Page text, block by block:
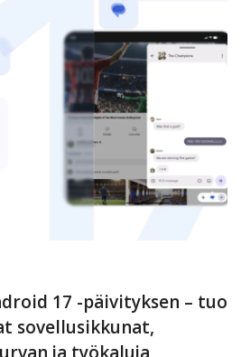
17 -päivityksen – tuo
sovellusikkunat,
ja työkaluja